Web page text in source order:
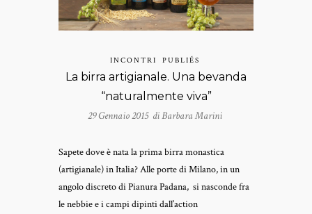
INCONTRI PUBLIÉS
La birra artigianale. Una bevanda
“naturalmente viva”
29 Gennaio 2015 diBarbara Marini
Sapete dove è nata la prima birra monastica
(artigianale) in Italia? Alle porte di Milano, in un
angolo discreto di Pianura Padana, si nasconde fra
le nebbie e i campi dipinti dall’action